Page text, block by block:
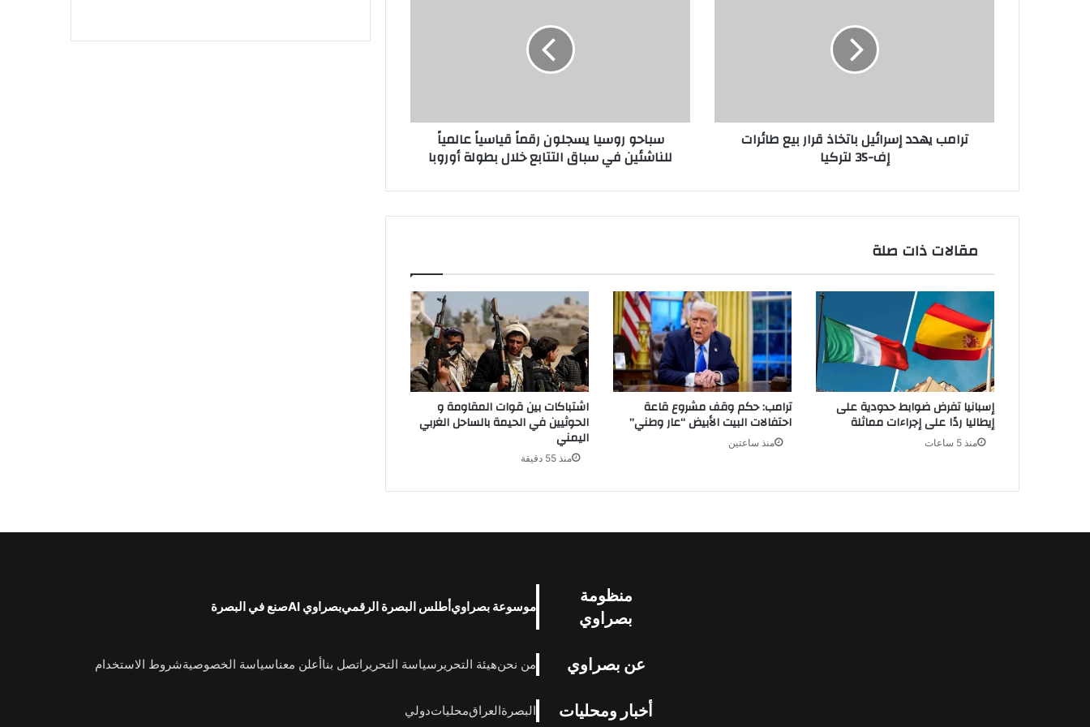
سباق
خلال
أوروبا
سباحو روسيا يسجلون رقماً قياسياً عالمياً
للناشئين في سباق التتابع خلال بطولة أوروبا
لتركيا
ترامب يهدد إسرائيل باتخاذ قرار بيع طائرات
إف-35 لتركيا
مقالات ذات صلة
اشتباكات بين قوات المقاومة و
الحوثيين في الحيمة بالساحل الغربي
اليمني
منذ 55 دقيقة
ترامب: حكم وقف مشروع قاعة
احتفالات البيت الأبيض “عار وطني”
منذ ساعتين
إسبانيا تفرض ضوابط حدودية على
إيطاليا ردًا على إجراءات مماثلة
منذ 5 ساعات
منظومة
بصراوي
موسوعة بصراويأطلس البصرة الرقميبصراوي AI صنع في البصرة
عن بصراوي من نحنهيئة التحرير سياسة التحرير اتصل بناأعلن معناسياسة الخصوصيةشروط الاستخدام
أخبار ومحليات البصرةالعراقمحلياتدولي